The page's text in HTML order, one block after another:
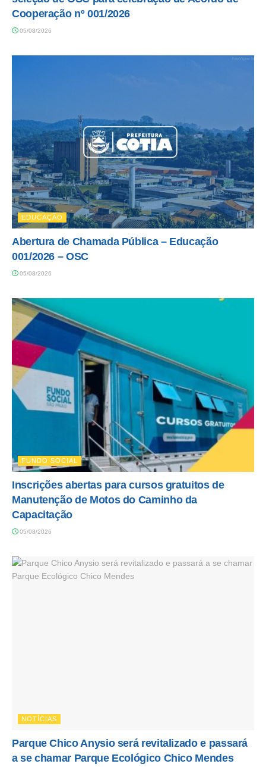
Cooperação nº 001/2026
05/08/2026
EDUCAÇÃO
Abertura de Chamada Pública – Educação
001/2026 – OSC
05/08/2026
FUNDO SOCIAL
Inscrições abertas para cursos gratuitos de
Manutenção de Motos do Caminho da
Capacitação
05/08/2026
NOTÍCIAS
Parque Chico Anysio será revitalizado e passará
a se chamar Parque Ecológico Chico Mendes